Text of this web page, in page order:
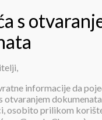
kućanskih i
informacije da
otvaranjem
osobito prilikom